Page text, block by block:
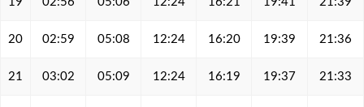
20 02:59 05:08 12:24 16:20 19:39 21:36
21 03:02 05:09 12:24 16:19 19:37 21:33